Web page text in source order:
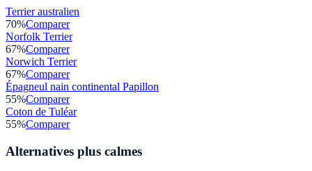
Terrier australien
70%Comparer
Norfolk Terrier
67%Comparer
Norwich Terrier
67%Comparer
Épagneul nain continental Papillon
55%Comparer
Coton de Tuléar
55%Comparer
Alternatives plus calmes